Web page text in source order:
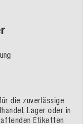
die zuverlässige
Lager oder in
Etiketten